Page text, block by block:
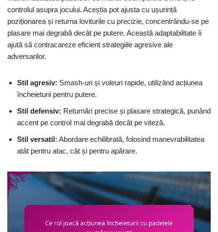
controlul asupra jocului. Aceștia pot ajusta cu ușurință
poziționarea și returna loviturile cu precizie, concentrându-se pe
plasare mai degrabă decât pe putere. Această adaptabilitate îi
ajută să contracareze eficient strategiile agresive ale
adversarilor.
Stil agresiv: Smash-uri și voleuri rapide, utilizând acțiunea
încheieturii pentru putere.
Stil defensiv: Returnări precise și plasare strategică, punând
accent pe control mai degrabă decât pe viteză.
Stil versatil: Abordare echilibrată, folosind manevrabilitatea
atât pentru atac, cât și pentru apărare.